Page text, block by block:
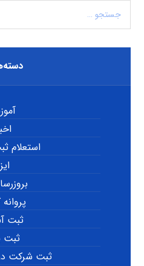
استعلام
ثبت
ثبت
ثبت شرکت